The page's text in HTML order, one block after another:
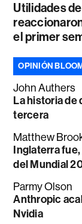
Utilidades
el primer
OPINIÓN
John Authers
La historia de
tercera
Matthew
Inglaterra
del Mundial
Parmy Olson
Anthropic
Nvidia